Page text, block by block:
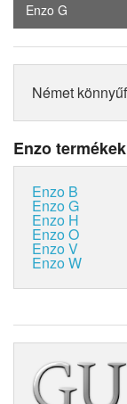
Enzo G
Német
Enzo termékek
Enzo B
Enzo G
Enzo H
Enzo O
Enzo V
Enzo W